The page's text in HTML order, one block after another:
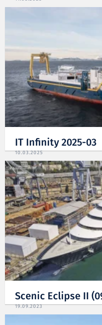
IT Infinity 2025-03
10.03.2025
Scenic Eclipse II
19.09.2023